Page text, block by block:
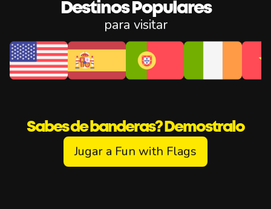
Destinos Populares
para visitar
Sabes de banderas? Demostralo
Jugar a Fun with Flags